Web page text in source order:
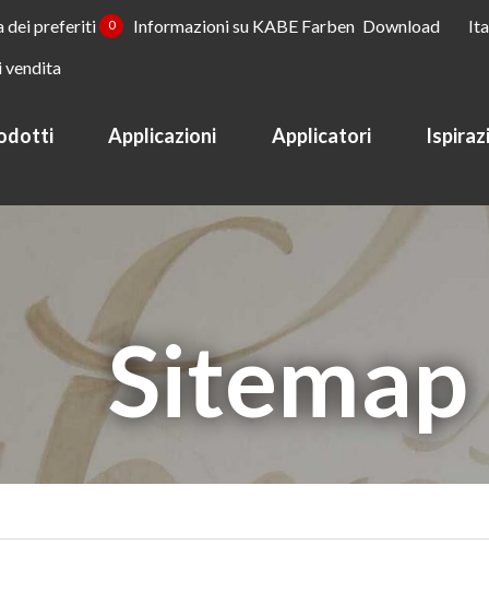
dei preferiti 0 Informazioni su KABE Farben Download
vendita
Applicazioni Applicatori
Sitemap